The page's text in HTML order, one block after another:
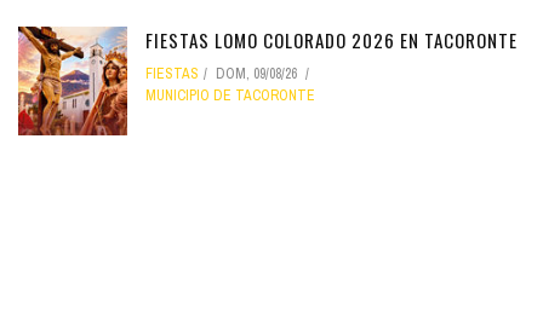
FIESTAS LOMO COLORADO 2026 EN TACORONTE
FIESTAS
DOM, 09/08/26
MUNICIPIO DE TACORONTE